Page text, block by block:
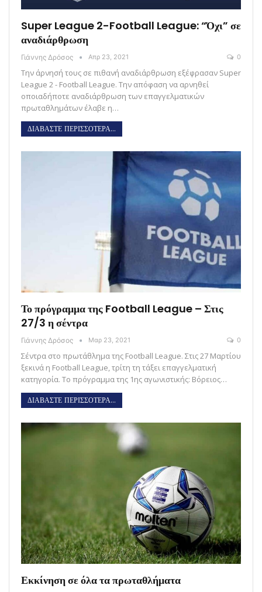
Super League 2-Football League: “Όχι” σε
αναδιάρθρωση
Γιάννης Δρόσος Απρ 23, 2021 0
Την άρνησή τους σε πιθανή αναδιάρθρωση εξέφρασαν Super
League 2 - Football League. Την απόφαση να αρνηθεί
οποιαδήποτε αναδιάρθρωση των επαγγελματικών
πρωταθλημάτων έλαβε η…
ΔΙΑΒΑΣΤΕ ΠΕΡΙΣΣΟΤΕΡΑ...
Το πρόγραμμα της Football League – Στις
27/3 η σέντρα
Γιάννης Δρόσος Μαρ 23, 2021 0
Σέντρα στο πρωτάθλημα της Football League. Στις 27 Μαρτίου
ξεκινά η Football League, τρίτη τη τάξει επαγγελματική
κατηγορία. Το πρόγραμμα της 1ης αγωνιστικής: Βόρειος…
ΔΙΑΒΑΣΤΕ ΠΕΡΙΣΣΟΤΕΡΑ...
Εκκίνηση σε όλα τα πρωταθλήματα